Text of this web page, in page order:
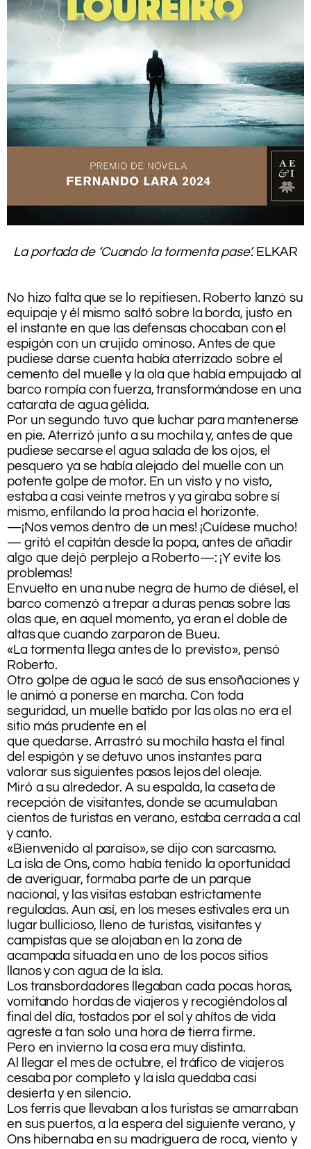
La portada de ‘Cuando la tormenta pase’.ELKAR
No hizo falta que se lo repitiesen. Roberto lanzó su
equipaje y él mismo saltó sobre la borda, justo en
el instante en que las defensas chocaban con el
espigón con un crujido ominoso. Antes de que
pudiese darse cuenta había aterrizado sobre el
cemento del muelle y la ola que había empujado al
barco rompía con fuerza, transformándose en una
catarata de agua gélida.
Por un segundo tuvo que luchar para mantenerse
en pie. Aterrizó junto a su mochila y, antes de que
pudiese secarse el agua salada de los ojos, el
pesquero ya se había alejado del muelle con un
potente golpe de motor. En un visto y no visto,
estaba a casi veinte metros y ya giraba sobre sí
mismo, enfilando la proa hacia el horizonte.
—¡Nos vemos dentro de un mes! ¡Cuídese mucho!
— gritó el capitán desde la popa, antes de añadir
algo que dejó perplejo a Roberto—: ¡Y evite los
problemas!
Envuelto en una nube negra de humo de diésel, el
barco comenzó a trepar a duras penas sobre las
olas que, en aquel momento, ya eran el doble de
altas que cuando zarparon de Bueu.
«La tormenta llega antes de lo previsto», pensó
Roberto.
Otro golpe de agua le sacó de sus ensoñaciones y
le animó a ponerse en marcha. Con toda
seguridad, un muelle batido por las olas no era el
sitio más prudente en el
que quedarse. Arrastró su mochila hasta el final
del espigón y se detuvo unos instantes para
valorar sus siguientes pasos lejos del oleaje.
Miró a su alrededor. A su espalda, la caseta de
recepción de visitantes, donde se acumulaban
cientos de turistas en verano, estaba cerrada a cal
y canto.
«Bienvenido al paraíso», se dijo con sarcasmo.
La isla de Ons, como había tenido la oportunidad
de averiguar, formaba parte de un parque
nacional, y las visitas estaban estrictamente
reguladas. Aun así, en los meses estivales era un
lugar bullicioso, lleno de turistas, visitantes y
campistas que se alojaban en la zona de
acampada situada en uno de los pocos sitios
llanos y con agua de la isla.
Los transbordadores llegaban cada pocas horas,
vomitando hordas de viajeros y recogiéndolos al
final del día, tostados por el sol y ahítos de vida
agreste a tan solo una hora de tierra firme.
Pero en invierno la cosa era muy distinta.
Al llegar el mes de octubre, el tráfico de viajeros
cesaba por completo y la isla quedaba casi
desierta y en silencio.
Los ferris que llevaban a los turistas se amarraban
en sus puertos, a la espera del siguiente verano, y
Ons hibernaba en su madriguera de roca, viento y